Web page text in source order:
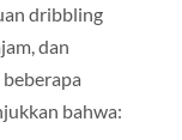
dribbling
dan
bahwa: